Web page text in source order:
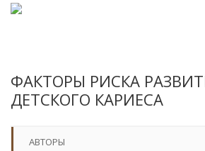
ФАКТОРЫ РИСКА
ДЕТСКОГО КАРИЕСА
АВТОРЫ